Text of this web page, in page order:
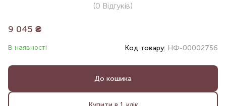
(0 Відгуків)
9 045 ₴
В наявності Код товару: НФ-00002756
До кошика